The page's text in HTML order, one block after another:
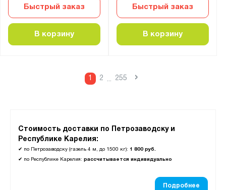
Стоимость доставки по Петрозаводску и
Республике Карелия:
✔ по Петрозаводску (газель 4 м, до 1500 кг): 1 800 руб.
✔ по Республике Карелия: рассчитывается индивидуально
Подробнее
Быстрый заказ
В корзину
Быстрый заказ
В корзину
1 2 ... 255 ›